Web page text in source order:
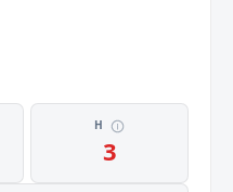
Η
3